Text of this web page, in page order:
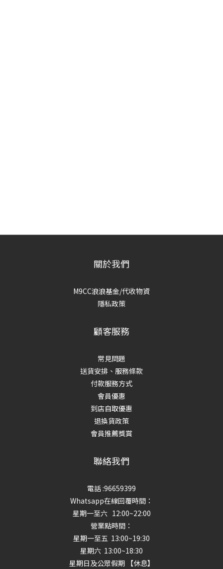
關於我們
M9CC浪浪基金/代收物資
隱私政策
顧客服務
常見問題
送貨安排、服務條款
付款服務方式
會員優惠
到店自取優惠
退換貨政策
會員推薦獎賞
聯絡我們
電話 :96659399
Whatsapp在線回覆時間：
星期一至六 12:00~22:00
營業點時間：
星期一至五 13:00~19:30
星期六 13:00~18:30
星期日及公眾假期 【休息】